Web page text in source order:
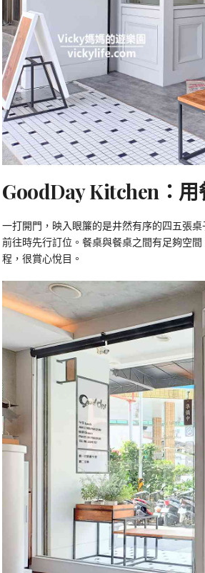
GoodDay Kitchen：用
一打開門，映入眼簾的是井然有序的四五張
前往時先行訂位。餐桌與餐桌之間有足夠空
程，很賞心悅目。